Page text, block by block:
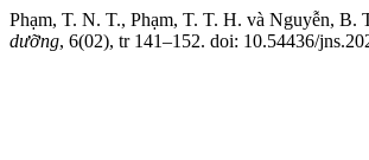
Phạm, T. N. T., Phạm, T. T. H. và Nguyễn, B.
dưỡng, 6(02), tr 141–152. doi: 10.54436/